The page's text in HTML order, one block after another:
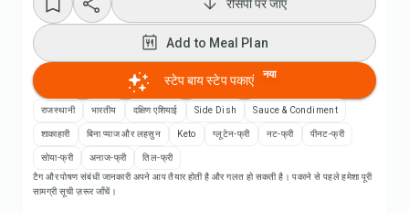
Add to Shopping List
रेसिपी नोट्स
सेव करें
रेसिपी पर जाएं
Add to Meal Plan
स्टेप बाय स्टेप पकाएं नया
राजस्थानी भारतीय दक्षिण एशियाई Side Dish Sauce & Condiment
शाकाहारी बिना प्याज और लहसुन Keto ग्लूटेन-फ्री नट-फ्री पीनट-फ्री
सोया-फ्री अनाज-फ्री
तिल-फ्री
टैग और पोषण संबंधी जानकारी अपने आप तैयार होती है और गलत हो सकती है। पकाने से पहले हमेशा पूरी
सामग्री सूची ज़रूर जाँचें।